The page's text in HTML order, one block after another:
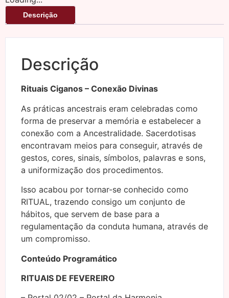
Descrição
Descrição
Rituais Ciganos – Conexão Divinas
As práticas ancestrais eram celebradas como
forma de preservar a memória e estabelecer a
conexão com a Ancestralidade. Sacerdotisas
encontravam meios para conseguir, através de
gestos, cores, sinais, símbolos, palavras e sons,
a uniformização dos procedimentos.
Isso acabou por tornar-se conhecido como
RITUAL, trazendo consigo um conjunto de
hábitos, que servem de base para a
regulamentação da conduta humana, através de
um compromisso.
Conteúdo Programático
RITUAIS DE FEVEREIRO